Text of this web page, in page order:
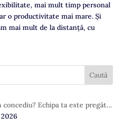
mai mult timp personal
o productivitate mai mare. Și
mai mult de la distanță, cu
concediu? Echipa ta este pregăt…